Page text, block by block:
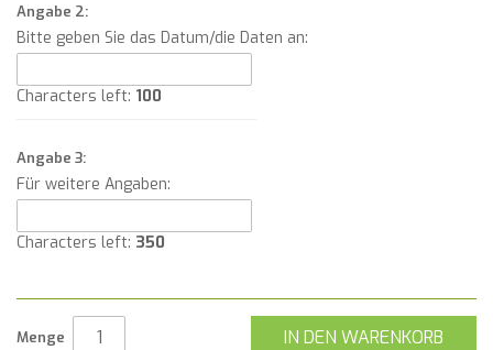
Angabe 2:
Bitte geben Sie das Datum/die Daten an:
Characters left: 100
Angabe 3:
Für weitere Angaben:
Characters left: 350
Menge IN DEN WARENKORB